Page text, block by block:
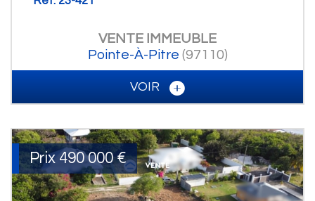
VENTE
IMMEUBLE
Pointe-À-Pitre (97110)
VOIR
Prix 490 000 €